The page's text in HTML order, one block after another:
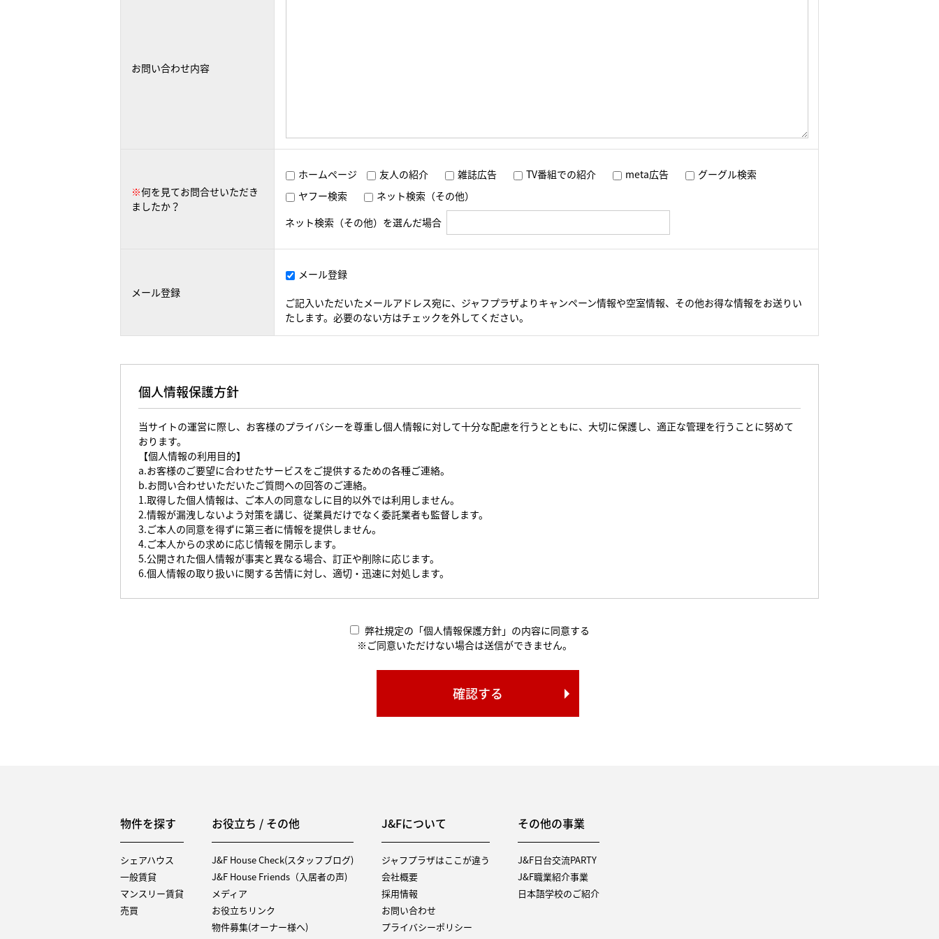
お問い合わせ内容
※何を見てお問合せいただき
ましたか？
ホームページ 友人の紹介 雑誌広告 TV番組での紹介 meta広告
グーグル検索
ヤフー検索
ネット検索（その他）
ネット検索（その他）を選んだ場合
メール登録
メール登録
ご記入いただいたメールアドレス宛に、ジャフプラザよりキャンペーン情報や空室情報、その他お得な情報をお送りい
たします。必要のない方はチェックを外してください。
個人情報保護方針
当サイトの運営に際し、お客様のプライバシーを尊重し個人情報に対して十分な配慮を行うとともに、大切に保護し、適正な管理を行うことに努めて
おります。
【個人情報の利用目的】
a.お客様のご要望に合わせたサービスをご提供するための各種ご連絡。
b.お問い合わせいただいたご質問への回答のご連絡。
1.取得した個人情報は、ご本人の同意なしに目的以外では利用しません。
2.情報が漏洩しないよう対策を講じ、従業員だけでなく委託業者も監督します。
3.ご本人の同意を得ずに第三者に情報を提供しません。
4.ご本人からの求めに応じ情報を開示します。
5.公開された個人情報が事実と異なる場合、訂正や削除に応じます。
6.個人情報の取り扱いに関する苦情に対し、適切・迅速に対処します。
弊社規定の「個人情報保護方針」の内容に同意する
※ご同意いただけない場合は送信ができません。
物件を探す
シェアハウス
一般賃貸
マンスリー賃貸
売買
お役立ち / その他
J&F House Check(スタッフブログ)
J&F House Friends（入居者の声)
メディア
お役立ちリンク
物件募集(オーナー様へ)
J&Fについて
ジャフプラザはここが違う
会社概要
採用情報
お問い合わせ
プライバシーポリシー
その他の事業
J&F日台交流PARTY
J&F職業紹介事業
日本語学校のご紹介